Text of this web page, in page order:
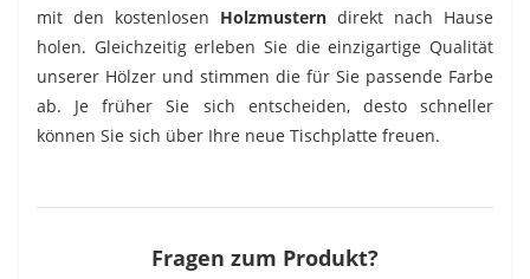
mit den kostenlosen Holzmustern direkt nach Hause
holen. Gleichzeitig erleben Sie die einzigartige Qualität
unserer Hölzer und stimmen die für Sie passende Farbe
ab. Je früher Sie sich entscheiden, desto schneller
können Sie sich über Ihre neue Tischplatte freuen.
Fragen zum Produkt?